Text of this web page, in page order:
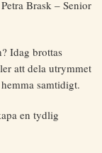
Brask – Senior
Idag brottas
att dela utrymmet
samtidigt.
en tydlig